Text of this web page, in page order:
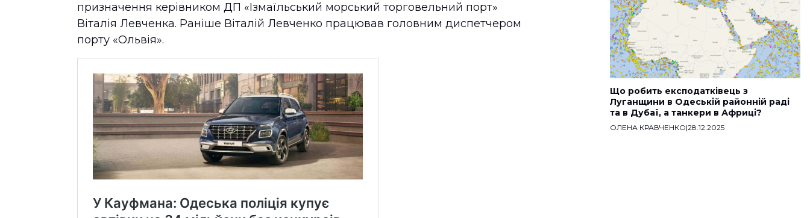
призначення керівником ДП «Ізмаїльський морський торговельний порт»
Віталія Левченка. Раніше Віталій Левченко працював головним диспетчером
порту «Ольвія».
Що робить експодатківець з
Луганщини в Одеській районній раді
та в Дубаї, а танкери в Африці?
ОЛЕНА КРАВЧЕНКО|28.12.2025